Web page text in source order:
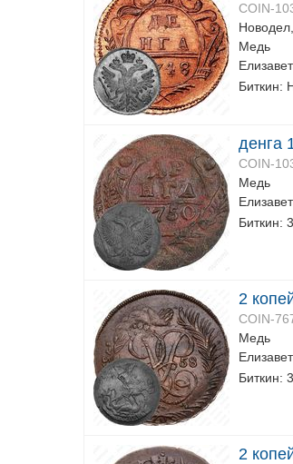
COIN-
Медь
Биткин:
денга
COIN-
Медь
Биткин:
2
COIN-
Медь
Биткин:
2